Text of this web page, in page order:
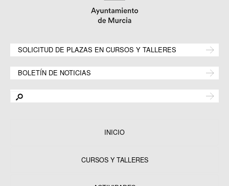
SOLICITUD DE PLAZAS EN CURSOS Y TALLERES
BOLETÍN DE NOTICIAS
INICIO
CURSOS Y TALLERES